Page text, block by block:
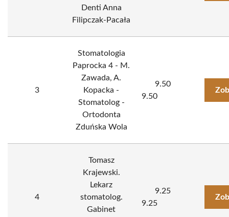
Denti Anna
Filipczak-Pacała
3
Stomatologia
Paprocka 4 - M.
Zawada, A.
Kopacka -
Stomatolog -
Ortodonta
Zduńska Wola
9.50
9.50
4
Tomasz
Krajewski.
Lekarz
stomatolog.
Gabinet
9.25
9.25